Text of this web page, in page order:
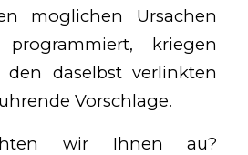
moglichen Ursachen
kriegen
daselbst verlinkten
Vorschlage.
wir Ihnen au?